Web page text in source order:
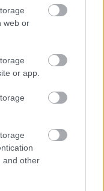
web or
or app.
and other
gyorsan közeledik egy
másik jármű, ezért
hatalmas jármű
azonban már nem
Az eset
,románia